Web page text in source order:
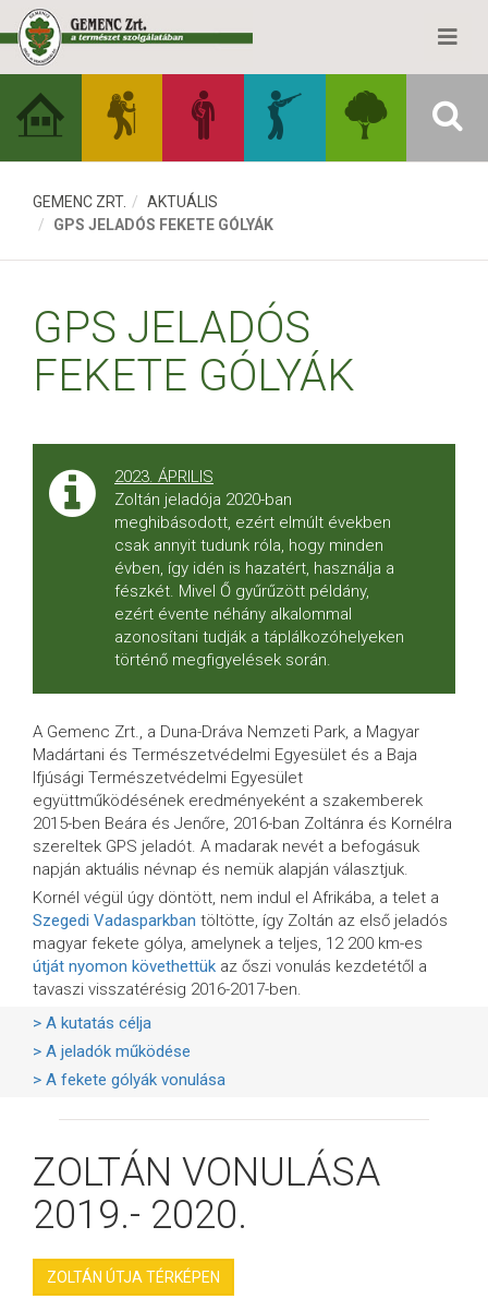
GEMENC ZRT.
AKTUÁLIS
GPS JELADÓS FEKETE GÓLYÁK
GPS JELADÓS
FEKETE GÓLYÁK
2023. ÁPRILIS
Zoltán jeladója 2020-ban
meghibásodott, ezért elmúlt években
csak annyit tudunk róla, hogy minden
évben, így idén is hazatért, használja a
fészkét. Mivel Ő gyűrűzött példány,
ezért évente néhány alkalommal
azonosítani tudják a táplálkozóhelyeken
történő megfigyelések során.
A Gemenc Zrt., a Duna-Dráva Nemzeti Park, a Magyar
Madártani és Természetvédelmi Egyesület és a Baja
Ifjúsági Természetvédelmi Egyesület
együttműködésének eredményeként a szakemberek
2015-ben Beára és Jenőre, 2016-ban Zoltánra és Kornélra
szereltek GPS jeladót. A madarak nevét a befogásuk
napján aktuális névnap és nemük alapján választjuk.
Kornél végül úgy döntött, nem indul el Afrikába, a telet a
Szegedi Vadasparkban töltötte, így Zoltán az első jeladós
magyar fekete gólya, amelynek a teljes, 12 200 km-es
útját nyomon követhettük az őszi vonulás kezdetétől a
tavaszi visszatérésig 2016-2017-ben.
> A kutatás célja
> A jeladók működése
> A fekete gólyák vonulása
ZOLTÁN VONULÁSA
2019.- 2020.
ZOLTÁN ÚTJA TÉRKÉPEN